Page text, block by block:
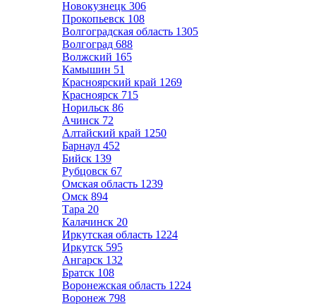
Новокузнецк 306
Прокопьевск 108
Волгоградская область 1305
Волгоград 688
Волжский 165
Камышин 51
Красноярский край 1269
Красноярск 715
Норильск 86
Ачинск 72
Алтайский край 1250
Барнаул 452
Бийск 139
Рубцовск 67
Омская область 1239
Омск 894
Тара 20
Калачинск 20
Иркутская область 1224
Иркутск 595
Ангарск 132
Братск 108
Воронежская область 1224
Воронеж 798